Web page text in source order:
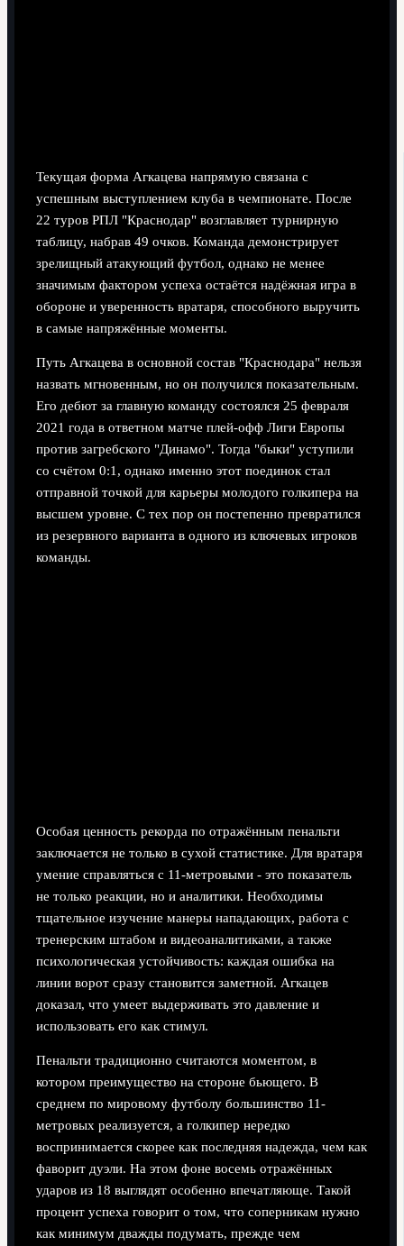
Текущая форма Агкацева напрямую связана с
успешным выступлением клуба в чемпионате. После
22 туров РПЛ "Краснодар" возглавляет турнирную
таблицу, набрав 49 очков. Команда демонстрирует
зрелищный атакующий футбол, однако не менее
значимым фактором успеха остаётся надёжная игра в
обороне и уверенность вратаря, способного выручить
в самые напряжённые моменты.
Путь Агкацева в основной состав "Краснодара" нельзя
назвать мгновенным, но он получился показательным.
Его дебют за главную команду состоялся 25 февраля
2021 года в ответном матче плей-офф Лиги Европы
против загребского "Динамо". Тогда "быки" уступили
со счётом 0:1, однако именно этот поединок стал
отправной точкой для карьеры молодого голкипера на
высшем уровне. С тех пор он постепенно превратился
из резервного варианта в одного из ключевых игроков
команды.
Особая ценность рекорда по отражённым пенальти
заключается не только в сухой статистике. Для вратаря
умение справляться с 11-метровыми - это показатель
не только реакции, но и аналитики. Необходимы
тщательное изучение манеры нападающих, работа с
тренерским штабом и видеоаналитиками, а также
психологическая устойчивость: каждая ошибка на
линии ворот сразу становится заметной. Агкацев
доказал, что умеет выдерживать это давление и
использовать его как стимул.
Пенальти традиционно считаются моментом, в
котором преимущество на стороне бьющего. В
среднем по мировому футболу большинство 11-
метровых реализуется, а голкипер нередко
воспринимается скорее как последняя надежда, чем как
фаворит дуэли. На этом фоне восемь отражённых
ударов из 18 выглядят особенно впечатляюще. Такой
процент успеха говорит о том, что соперникам нужно
как минимум дважды подумать, прежде чем